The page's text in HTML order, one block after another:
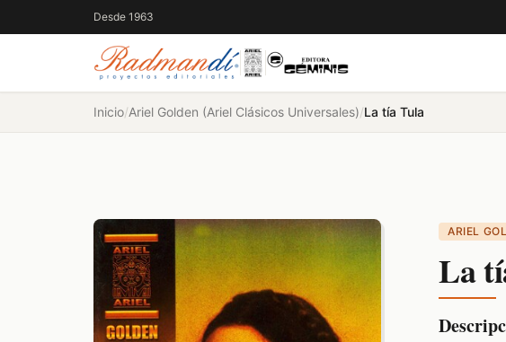
Desde 1963
Inicio/Ariel Golden (Ariel Clásicos Universales)/La tía Tula
ARIEL
La